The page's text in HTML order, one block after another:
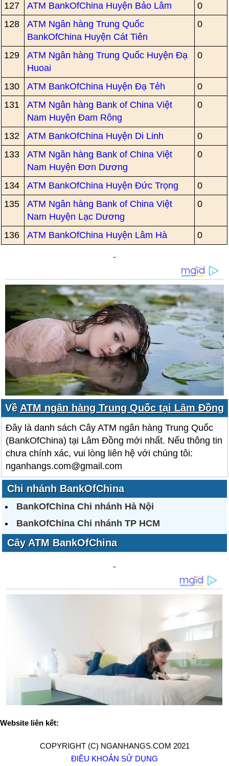
127 ATM BankOfChina Huyện Bảo Lâm
0
128
ATM Ngân hàng Trung Quốc
BankOfChina Huyện Cát Tiên
0
129
ATM Ngân hàng Trung Quốc Huyện Đạ
Huoai
0
130 ATM BankOfChina Huyện Đạ Tẻh
0
131
ATM Ngân hàng Bank of China Việt
Nam Huyện Đam Rông
0
132 ATM BankOfChina Huyện Di Linh
0
133
ATM Ngân hàng Bank of China Việt
Nam Huyện Đơn Dương
0
134 ATM BankOfChina Huyện Đức Trọng
0
135
ATM Ngân hàng Bank of China Việt
Nam Huyện Lạc Dương
0
136 ATM BankOfChina Huyện Lâm Hà 0
Về ATM ngân hàng Trung Quốc tại Lâm Đồng
Đây là danh sách Cây ATM ngân hàng Trung Quốc
(BankOfChina) tại Lâm Đồng mới nhất. Nếu thông tin
chưa chính xác, vui lòng liên hệ với chúng tôi:
nganhangs.com@gmail.com
Chi nhánh BankOfChina
BankOfChina Chi nhánh Hà Nội
BankOfChina Chi nhánh TP HCM
Cây ATM BankOfChina
Website liên kết:
COPYRIGHT (C) NGANHANGS.COM 2021
ĐIỀU KHOẢN SỬ DỤNG